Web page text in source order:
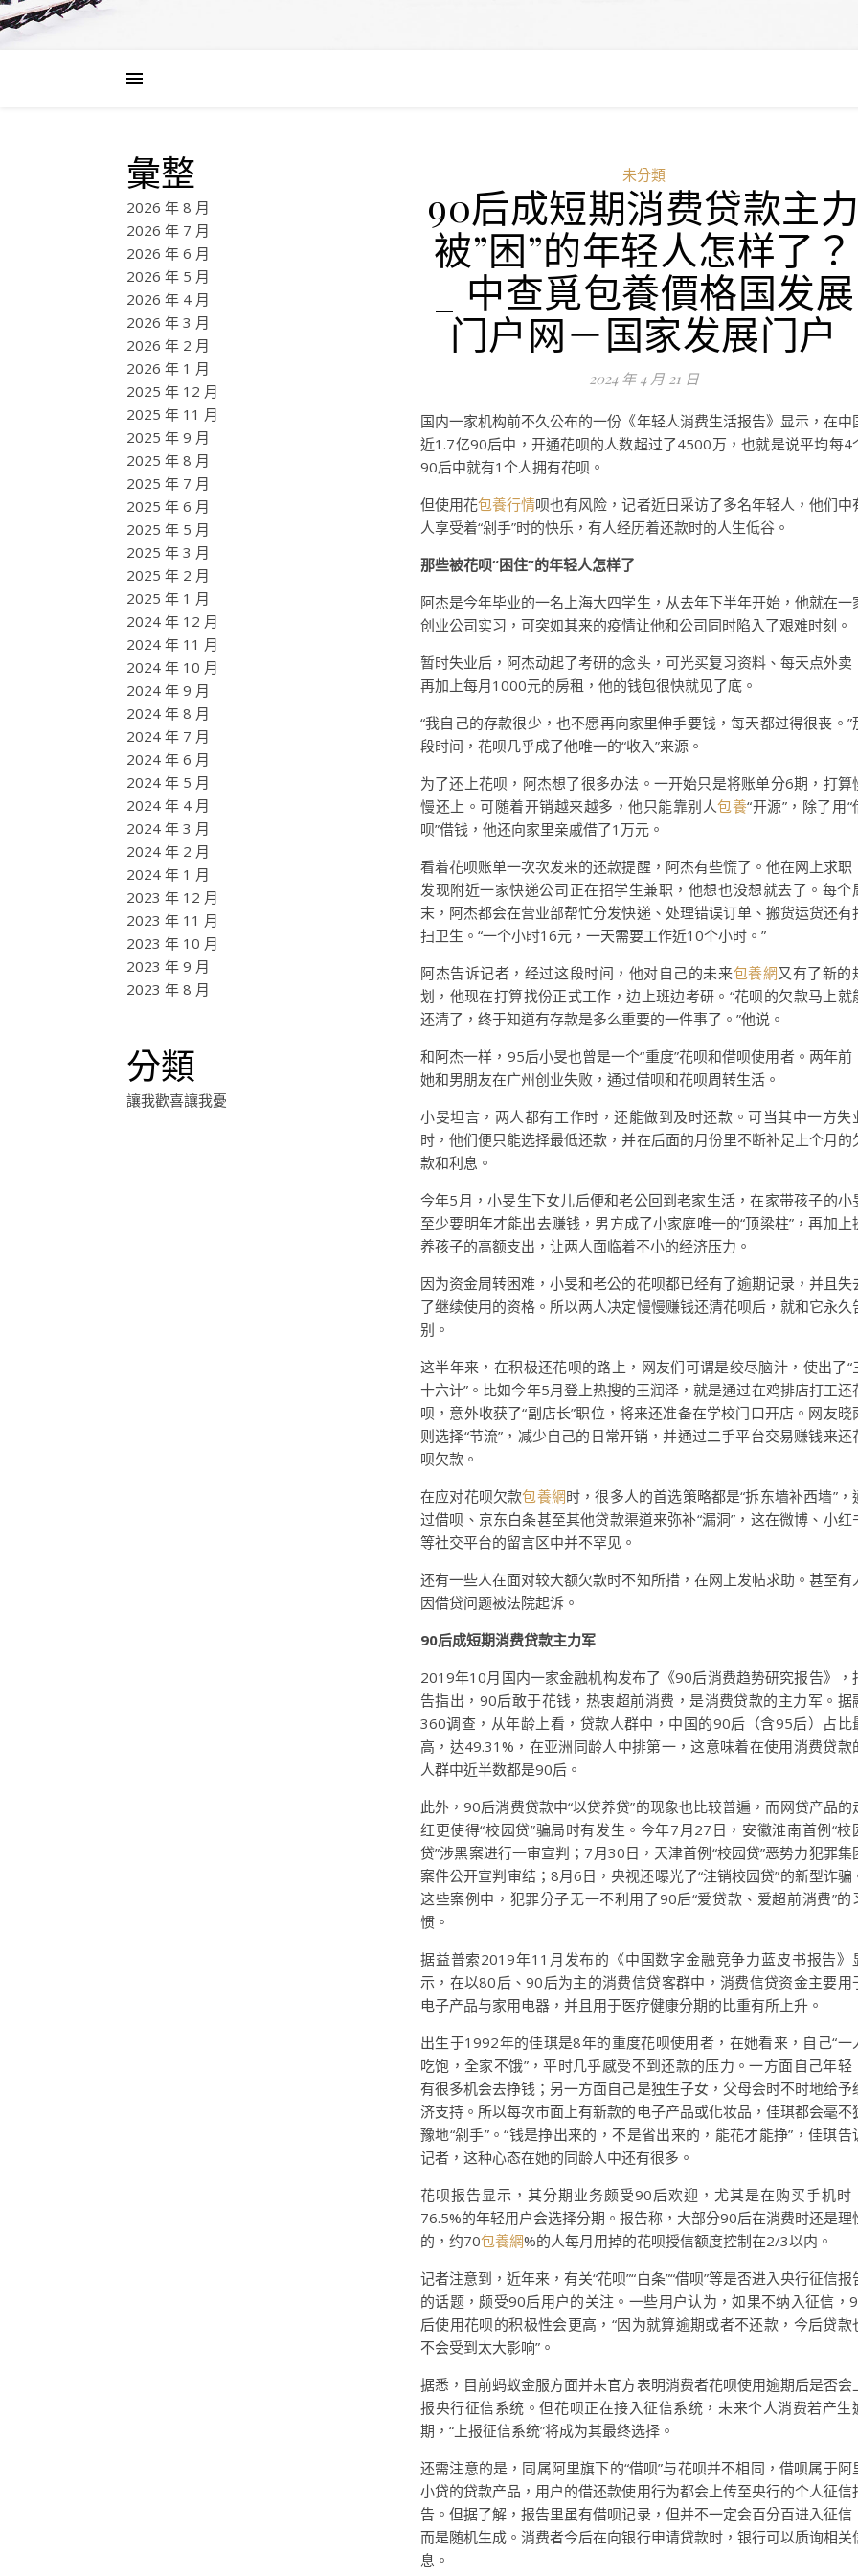
彙整
2026 年 8 月
2026 年 7 月
2026 年 6 月
2026 年 5 月
2026 年 4 月
2026 年 3 月
2026 年 2 月
2026 年 1 月
2025 年 12 月
2025 年 11 月
2025 年 9 月
2025 年 8 月
2025 年 7 月
2025 年 6 月
2025 年 5 月
2025 年 3 月
2025 年 2 月
2025 年 1 月
2024 年 12 月
2024 年 11 月
2024 年 10 月
2024 年 9 月
2024 年 8 月
2024 年 7 月
2024 年 6 月
2024 年 5 月
2024 年 4 月
2024 年 3 月
2024 年 2 月
2024 年 1 月
2023 年 12 月
2023 年 11 月
2023 年 10 月
2023 年 9 月
2023 年 8 月
分類
讓我歡喜讓我憂
未分類
90后成短期消费贷款主力
被”困”的年轻人怎样了？
_ 中查覓包養價格国发展
门户网－国家发展门户
2024 年 4 月 21 日
国内一家机构前不久公布的一份《年轻人消费生活报告》显示，在中
近1.7亿90后中，开通花呗的人数超过了4500万，也就是说平均每4
90后中就有1个人拥有花呗。
但使用花包養行情呗也有风险，记者近日采访了多名年轻人，他们中
人享受着“剁手”时的快乐，有人经历着还款时的人生低谷。
那些被花呗“困住”的年轻人怎样了
阿杰是今年毕业的一名上海大四学生，从去年下半年开始，他就在一
创业公司实习，可突如其来的疫情让他和公司同时陷入了艰难时刻。
暂时失业后，阿杰动起了考研的念头，可光买复习资料、每天点外卖
再加上每月1000元的房租，他的钱包很快就见了底。
“我自己的存款很少，也不愿再向家里伸手要钱，每天都过得很丧。”
段时间，花呗几乎成了他唯一的“收入”来源。
为了还上花呗，阿杰想了很多办法。一开始只是将账单分6期，打算
慢还上。可随着开销越来越多，他只能靠别人包養“开源”，除了用“
呗”借钱，他还向家里亲戚借了1万元。
看着花呗账单一次次发来的还款提醒，阿杰有些慌了。他在网上求职
发现附近一家快递公司正在招学生兼职，他想也没想就去了。每个
末，阿杰都会在营业部帮忙分发快递、处理错误订单、搬货运货还有
扫卫生。“一个小时16元，一天需要工作近10个小时。”
阿杰告诉记者，经过这段时间，他对自己的未来包養網又有了新的
划，他现在打算找份正式工作，边上班边考研。“花呗的欠款马上就
还清了，终于知道有存款是多么重要的一件事了。”他说。
和阿杰一样，95后小旻也曾是一个“重度”花呗和借呗使用者。两年前
她和男朋友在广州创业失败，通过借呗和花呗周转生活。
小旻坦言，两人都有工作时，还能做到及时还款。可当其中一方失
时，他们便只能选择最低还款，并在后面的月份里不断补足上个月的
款和利息。
今年5月，小旻生下女儿后便和老公回到老家生活，在家带孩子的小
至少要明年才能出去赚钱，男方成了小家庭唯一的“顶梁柱”，再加上
养孩子的高额支出，让两人面临着不小的经济压力。
因为资金周转困难，小旻和老公的花呗都已经有了逾期记录，并且失
了继续使用的资格。所以两人决定慢慢赚钱还清花呗后，就和它永久
别。
这半年来，在积极还花呗的路上，网友们可谓是绞尽脑汁，使出了“
十六计”。比如今年5月登上热搜的王润泽，就是通过在鸡排店打工还
呗，意外收获了“副店长”职位，将来还准备在学校门口开店。网友晓
则选择“节流”，减少自己的日常开销，并通过二手平台交易赚钱来还
呗欠款。
在应对花呗欠款包養網时，很多人的首选策略都是“拆东墙补西墙”，
过借呗、京东白条甚至其他贷款渠道来弥补“漏洞”，这在微博、小红
等社交平台的留言区中并不罕见。
还有一些人在面对较大额欠款时不知所措，在网上发帖求助。甚至有
因借贷问题被法院起诉。
90后成短期消费贷款主力军
2019年10月国内一家金融机构发布了《90后消费趋势研究报告》，
告指出，90后敢于花钱，热衷超前消费，是消费贷款的主力军。据
360调查，从年龄上看，贷款人群中，中国的90后（含95后）占比
高，达49.31%，在亚洲同龄人中排第一，这意味着在使用消费贷款
人群中近半数都是90后。
此外，90后消费贷款中“以贷养贷”的现象也比较普遍，而网贷产品的
红更使得“校园贷”骗局时有发生。今年7月27日，安徽淮南首例“校
贷”涉黑案进行一审宣判；7月30日，天津首例“校园贷”恶势力犯罪集
案件公开宣判审结；8月6日，央视还曝光了“注销校园贷”的新型诈骗
这些案例中，犯罪分子无一不利用了90后“爱贷款、爱超前消费”的
惯。
据益普索2019年11月发布的《中国数字金融竞争力蓝皮书报告》
示，在以80后、90后为主的消费信贷客群中，消费信贷资金主要用
电子产品与家用电器，并且用于医疗健康分期的比重有所上升。
出生于1992年的佳琪是8年的重度花呗使用者，在她看来，自己“一
吃饱，全家不饿”，平时几乎感受不到还款的压力。一方面自己年轻
有很多机会去挣钱；另一方面自己是独生子女，父母会时不时地给予
济支持。所以每次市面上有新款的电子产品或化妆品，佳琪都会毫不
豫地“剁手”。“钱是挣出来的，不是省出来的，能花才能挣”，佳琪告
记者，这种心态在她的同龄人中还有很多。
花呗报告显示，其分期业务颇受90后欢迎，尤其是在购买手机时
76.5%的年轻用户会选择分期。报告称，大部分90后在消费时还是理
的，约70包養網%的人每月用掉的花呗授信额度控制在2/3以内。
记者注意到，近年来，有关“花呗”“白条”“借呗”等是否进入央行征信报
的话题，颇受90后用户的关注。一些用户认为，如果不纳入征信，
后使用花呗的积极性会更高，“因为就算逾期或者不还款，今后贷款
不会受到太大影响”。
据悉，目前蚂蚁金服方面并未官方表明消费者花呗使用逾期后是否会
报央行征信系统。但花呗正在接入征信系统，未来个人消费若产生
期，“上报征信系统”将成为其最终选择。
还需注意的是，同属阿里旗下的“借呗”与花呗并不相同，借呗属于阿
小贷的贷款产品，用户的借还款使用行为都会上传至央行的个人征信
告。但据了解，报告里虽有借呗记录，但并不一定会百分百进入征信
而是随机生成。消费者今后在向银行申请贷款时，银行可以质询相关
息。